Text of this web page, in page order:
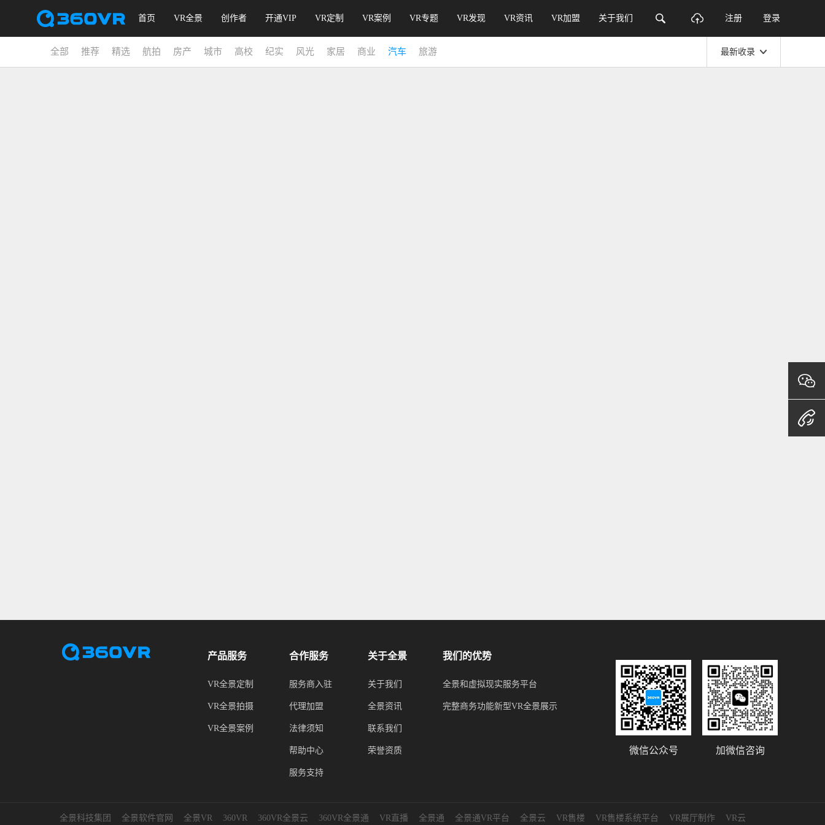
首页 VR全景 创作者 开通VIP VR定制 VR案例 VR专题 VR发现 VR资讯 VR加盟 关于我们 注册 登录
全部 推荐 精选 航拍 房产 城市 高校 纪实 风光 家居 商业 汽车 旅游 最新收录
产品服务
VR全景定制
VR全景拍摄
VR全景案例
合作服务
服务商入驻
代理加盟
法律须知
帮助中心
服务支持
关于全景
关于我们
全景资讯
联系我们
荣誉资质
我们的优势
全景和虚拟现实服务平台
完整商务功能新型VR全景展示
微信公众号 加微信咨询
全景科技集团 全景软件官网 全景VR 360VR 360VR全景云 360VR全景通 VR直播 全景通 全景通VR平台 全景云 VR售楼 VR售楼系统平台 VR展厅制作 VR云